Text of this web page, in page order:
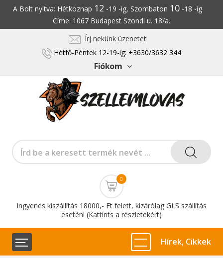
A Bolt nyitva: Hétköznap 12 -19 -ig, Szombaton 10-18 -ig
Címe: 1067 Budapest Szondi u. 18/a.
Írj nekünk üzenetet
Hétfő-Péntek 12-19-ig: +3630/3632 344
Fiókom
0
Ingyenes kiszállítás 18000,- Ft felett, kizárólag GLS szállítás
esetén! (Kattints a részletekért)
Hírek, Cikkek